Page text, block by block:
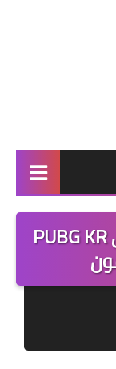
هنا رابط تحميل تحديث ببجي PUBG KR